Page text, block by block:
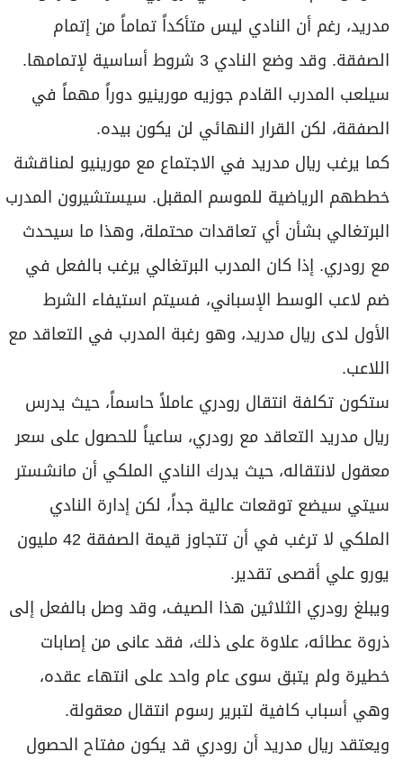
عدد اليوم
مواقيت الصلاة
الأحوال الجوية
مدريد، رغم أن النادي ليس متأكداً تماماً من إتمام
الصفقة. وقد وضع النادي 3 شروط أساسية لإتمامها.
سيلعب المدرب القادم جوزيه مورينيو دوراً مهماً في
الصفقة، لكن القرار النهائي لن يكون بيده.
كما يرغب ريال مدريد في الاجتماع مع مورينيو لمناقشة
خططهم الرياضية للموسم المقبل. سيستشيرون المدرب
البرتغالي بشأن أي تعاقدات محتملة، وهذا ما سيحدث
مع رودري. إذا كان المدرب البرتغالي يرغب بالفعل في
ضم لاعب الوسط الإسباني، فسيتم استيفاء الشرط
الأول لدى ريال مدريد، وهو رغبة المدرب في التعاقد مع
اللاعب.
ستكون تكلفة انتقال رودري عاملاً حاسماً، حيث يدرس
ريال مدريد التعاقد مع رودري، ساعياً للحصول على سعر
معقول لانتقاله، حيث يدرك النادي الملكي أن مانشستر
سيتي سيضع توقعات عالية جداً، لكن إدارة النادي
الملكي لا ترغب في أن تتجاوز قيمة الصفقة 42 مليون
يورو علي أقصى تقدير.
ويبلغ رودري الثلاثين هذا الصيف، وقد وصل بالفعل إلى
ذروة عطائه، علاوة على ذلك، فقد عانى من إصابات
خطيرة ولم يتبق سوى عام واحد على انتهاء عقده،
وهي أسباب كافية لتبرير رسوم انتقال معقولة.
ويعتقد ريال مدريد أن رودري قد يكون مفتاح الحصول